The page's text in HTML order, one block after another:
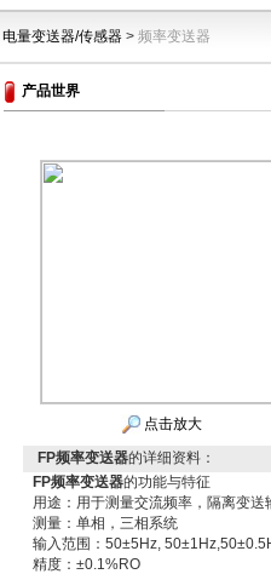
电量变送器/传感器 > 频率变送器
产品世界
点击放大
FP频率变送器的详细资料：
FP频率变送器的功能与特征
用途：用于测量交流频率，隔离变
测量：单相，三相系统
输入范围：50±5Hz,
精度：±0.1%RO